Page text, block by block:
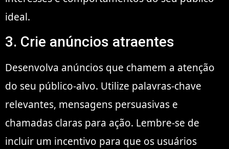
ideal.
3. Crie anúncios atraentes
Desenvolva anúncios que chamem a atenção
do seu público-alvo. Utilize palavras-chave
relevantes, mensagens persuasivas e
chamadas claras para ação. Lembre-se de
incluir um incentivo para que os usuários